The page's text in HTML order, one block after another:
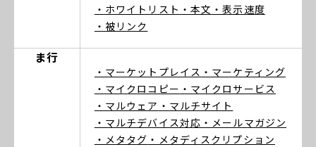
・ホワイトリスト ・本文 ・表示速度
・被リンク
ま行
・マーケットプレイス ・マーケティング
・マイクロコピー ・マイクロサービス
・マルウェア ・マルチサイト
・マルチデバイス対応 ・メールマガジン
・メタタグ ・メタディスクリプション